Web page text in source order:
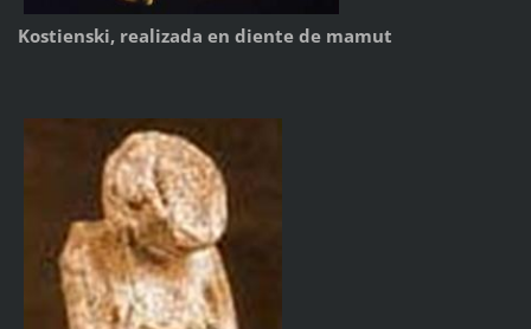
Kostienski, realizada en diente de mamut